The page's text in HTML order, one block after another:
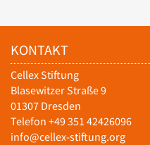
KONTAKT
Cellex Stiftung
Blasewitzer Straße 9
01307 Dresden
Telefon +49 351 42426096
info@cellex-stiftung.org